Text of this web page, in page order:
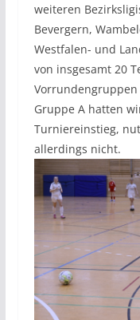
weiteren
Bevergern,
Westfalen- und
von insgesamt 20
Gruppe A hatten
Turniereinstieg,
allerdings nicht.